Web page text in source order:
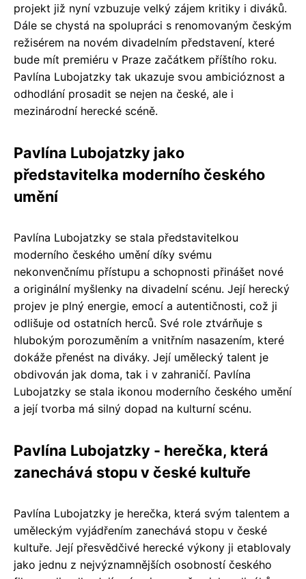
projekt již nyní vzbuzuje velký zájem kritiky i diváků.
Dále se chystá na spolupráci s renomovaným českým
režisérem na novém divadelním představení, které
bude mít premiéru v Praze začátkem příštího roku.
Pavlína Lubojatzky tak ukazuje svou ambicióznost a
odhodlání prosadit se nejen na české, ale i
mezinárodní herecké scéně.
Pavlína Lubojatzky jako
představitelka moderního českého
umění
Pavlína Lubojatzky se stala představitelkou
moderního českého umění díky svému
nekonvenčnímu přístupu a schopnosti přinášet nové
a originální myšlenky na divadelní scénu. Její herecký
projev je plný energie, emocí a autentičnosti, což ji
odlišuje od ostatních herců. Své role ztvárňuje s
hlubokým porozuměním a vnitřním nasazením, které
dokáže přenést na diváky. Její umělecký talent je
obdivován jak doma, tak i v zahraničí. Pavlína
Lubojatzky se stala ikonou moderního českého umění
a její tvorba má silný dopad na kulturní scénu.
Pavlína Lubojatzky - herečka, která
zanechává stopu v české kultuře
Pavlína Lubojatzky je herečka, která svým talentem a
uměleckým vyjádřením zanechává stopu v české
kultuře. Její přesvědčivé herecké výkony ji etablovaly
jako jednu z nejvýznamnějších osobností českého